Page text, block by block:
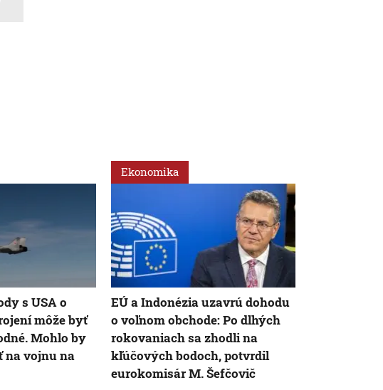
s USA o
môže byť
Mohlo by
na vojnu na
Ekonomika
EÚ a Indonézia uzavrú dohodu
o voľnom obchode: Po dlhých
rokovaniach sa zhodli na
kľúčových bodoch, potvrdil
eurokomisár M. Šefčovič